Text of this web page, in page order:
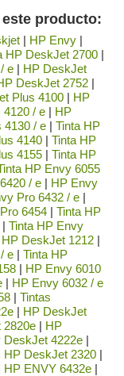
producto:
| HP Envy |
HP DeskJet 2700 |
e | HP DeskJet
DeskJet 2752 |
Plus 4100 | HP
/ e | HP
4130 / e | Tinta HP
4140 | Tinta HP
4155 | Tinta HP
HP Envy 6055
/ e | HP Envy
Pro 6432 / e |
6454 | Tinta HP
| Tinta HP Envy
HP DeskJet 1212 |
e | Tinta HP
| HP Envy 6010
| HP Envy 6032 / e
| Tintas
| HP DeskJet
2820e | HP
DeskJet 4222e |
HP DeskJet 2320 |
HP ENVY 6432e |